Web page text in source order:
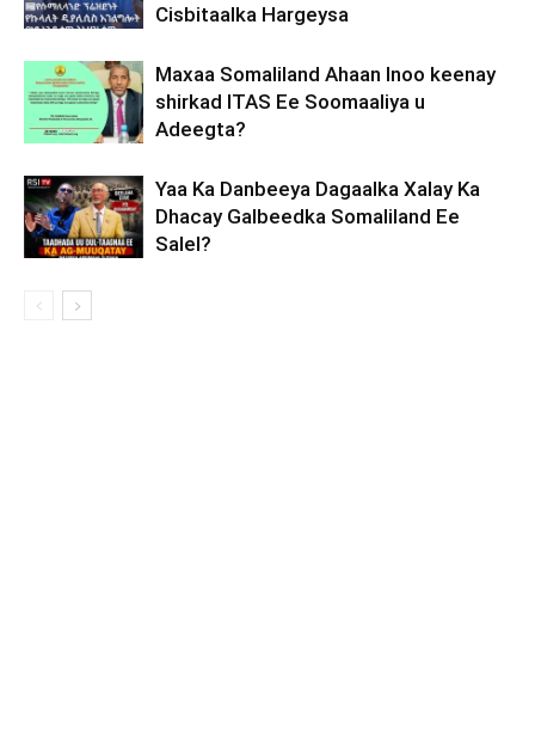
Cisbitaalka Hargeysa
Maxaa Somaliland Ahaan Inoo keenay
shirkad ITAS Ee Soomaaliya u
Adeegta?
Yaa Ka Danbeeya Dagaalka Xalay Ka
Dhacay Galbeedka Somaliland Ee
Salel?